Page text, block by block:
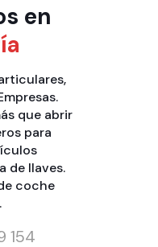
en
,
.
que abrir
para
de llaves.
coche
.
154